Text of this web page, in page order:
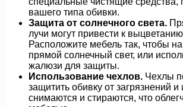
вашего типа обивки.
Защита от солнечного света.
лучи могут привести к
Расположите мебель так, чтобы
прямой солнечный свет, или
жалюзи для защиты.
Использование чехлов. Чехлы
защитить обивку от загрязнений
снимаются и стираются, что